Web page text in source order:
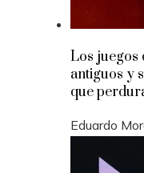
Los juegos
antiguos y
que
Eduardo